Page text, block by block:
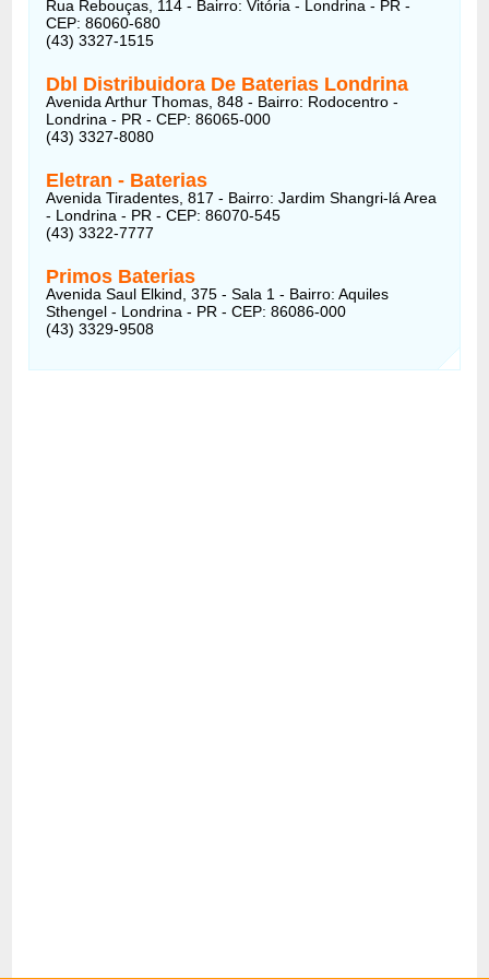
Rua Rebouças, 114 - Bairro: Vitória - Londrina - PR -
CEP: 86060-680
(43) 3327-1515
Dbl Distribuidora De Baterias Londrina
Avenida Arthur Thomas, 848 - Bairro: Rodocentro -
Londrina - PR - CEP: 86065-000
(43) 3327-8080
Eletran - Baterias
Avenida Tiradentes, 817 - Bairro: Jardim Shangri-lá Area
- Londrina - PR - CEP: 86070-545
(43) 3322-7777
Primos Baterias
Avenida Saul Elkind, 375 - Sala 1 - Bairro: Aquiles
Sthengel - Londrina - PR - CEP: 86086-000
(43) 3329-9508